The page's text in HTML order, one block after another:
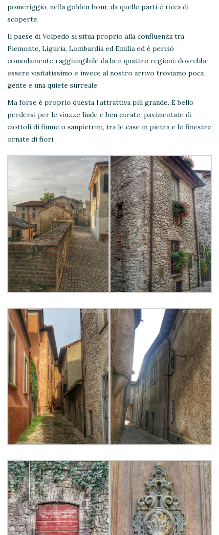
pomeriggio, nella golden hour, da quelle parti è ricca di
scoperte.
Il paese di Volpedo si situa proprio alla confluenza tra
Piemonte, Liguria, Lombardia ed Emilia ed è perciò
comodamente raggiungibile da ben quattro regioni: dovrebbe
essere visitatissimo e invece al nostro arrivo troviamo poca
gente e una quiete surreale.
Ma forse è proprio questa l’attrattiva più grande. È bello
perdersi per le viuzze linde e ben curate, pavimentate di
ciottoli di fiume o sanpietrini, tra le case in pietra e le finestre
ornate di fiori.